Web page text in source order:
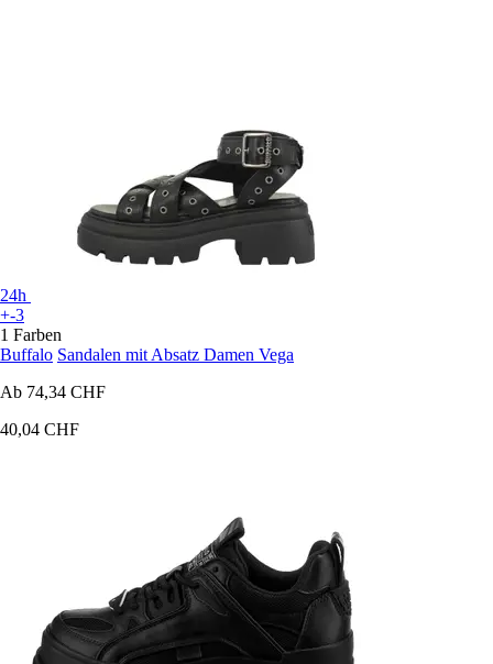
24h
+-3
1 Farben
Buffalo Sandalen mit Absatz Damen Vega
Ab 74,34 CHF
40,04 CHF